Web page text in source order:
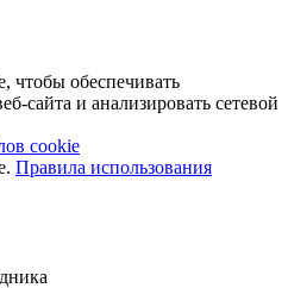
чтобы обеспечивать
сайта и анализировать сетевой
cookie
Правила использования